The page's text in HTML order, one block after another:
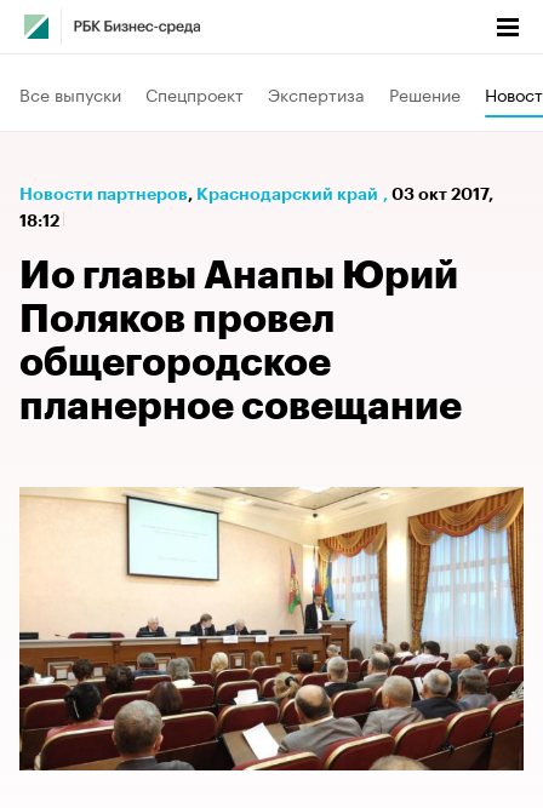
Все выпуски Спецпроект Экспертиза Решение
Новости партнеров⁠, Краснодарский край , 03 окт 2017,
18:12
Ио главы Анапы Юрий
Поляков провел
общегородское
планерное совещание